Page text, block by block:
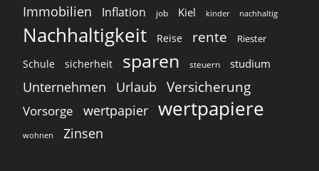
Immobilien Inflation job Kiel kinder nachhaltig
Nachhaltigkeit Reise rente Riester
Schule sicherheit sparen steuern studium
Unternehmen Urlaub Versicherung
Vorsorge wertpapier wertpapiere
wohnen Zinsen